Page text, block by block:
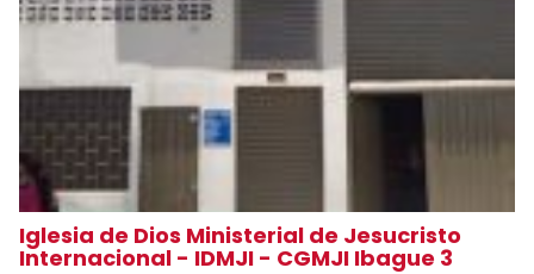
Iglesia de Dios Ministerial de Jesucristo
Internacional - IDMJI - CGMJI Ibague 3